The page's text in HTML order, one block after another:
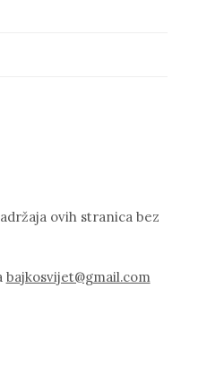
ovih stranica bez
bajkosvijet@gmail.com